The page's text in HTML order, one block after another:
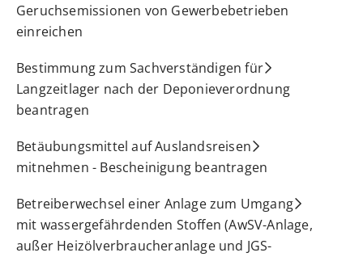
Geruchsemissionen von Gewerbebetrieben
einreichen
Bestimmung zum Sachverständigen für
Langzeitlager nach der Deponieverordnung
beantragen
Betäubungsmittel auf Auslandsreisen
mitnehmen - Bescheinigung beantragen
Betreiberwechsel einer Anlage zum Umgang
mit wassergefährdenden Stoffen (AwSV-Anlage,
außer Heizölverbraucheranlage und JGS-